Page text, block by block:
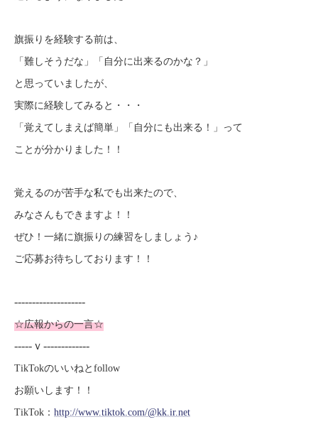
旗振りを経験する前は、
「難しそうだな」「自分に出来るのかな？」
と思っていましたが、
実際に経験してみると・・・
「覚えてしまえば簡単」「自分にも出来る！」って
ことが分かりました！！
覚えるのが苦手な私でも出来たので、
みなさんもできますよ！！
ぜひ！一緒に旗振りの練習をしましょう♪
ご応募お待ちしております！！
--------------------
☆広報からの一言☆
-----ｖ-------------
TikTokのいいねとfollow
お願いします！！
TikTok ： http://www.tiktok.com/@kk.ir.net